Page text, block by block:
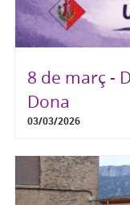
8 de març -
Dona
03/03/2026